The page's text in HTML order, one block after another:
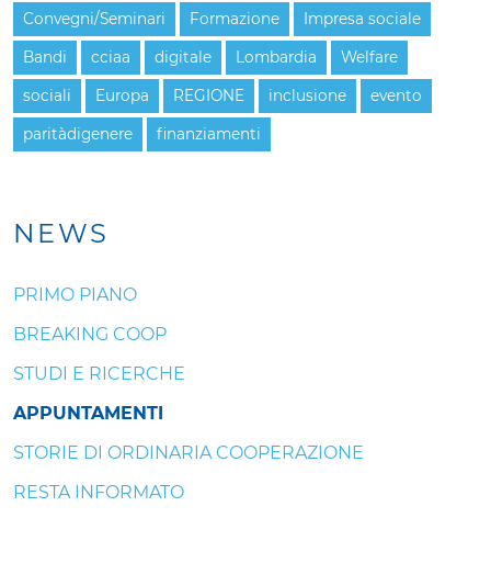
NEWS
PRIMO PIANO
BREAKING COOP
STUDI E RICERCHE
APPUNTAMENTI
STORIE DI ORDINARIA COOPERAZIONE
RESTA INFORMATO
Convegni/Seminari Formazione Impresa sociale
Bandi cciaa digitale Lombardia Welfare
sociali Europa REGIONE inclusione evento
paritàdigenere finanziamenti